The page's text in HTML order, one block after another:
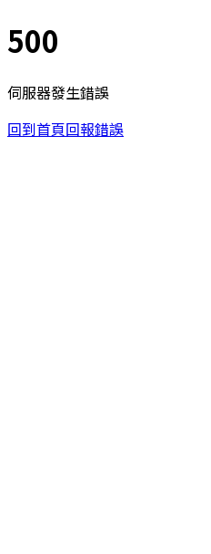
500
伺服器發生錯誤
回到首頁回報錯誤